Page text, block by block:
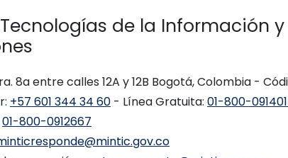
de la Información
8a entre calles 12A y 12B Bogotá, Colombia -
+57 601 344 34 60 - Línea Gratuita: 01-800-
01-800-0912667